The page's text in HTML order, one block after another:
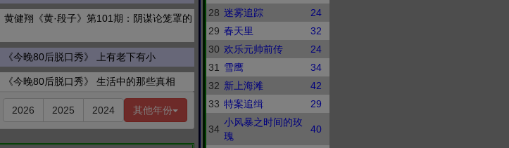
黄健翔《黄·段子》第101期：阴谋论笼罩的
《今晚80后脱口秀》 上有老下有小
《今晚80后脱口秀》 生活中的那些真相
2026 2025 2024 其他年份
28 迷雾追踪
24
29 春天里
32
30 欢乐元帅前传
24
31
雪鹰
34
32 新上海滩
42
33 特案追缉 29
34
小风暴之时间的玫
瑰
40